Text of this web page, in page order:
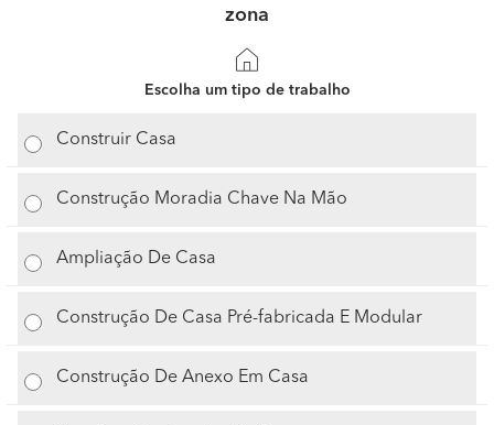
zona
Escolha um tipo de trabalho
Construir Casa
Construção Moradia Chave Na Mão
Ampliação De Casa
Construção De Casa Pré-fabricada E Modular
Construção De Anexo Em Casa